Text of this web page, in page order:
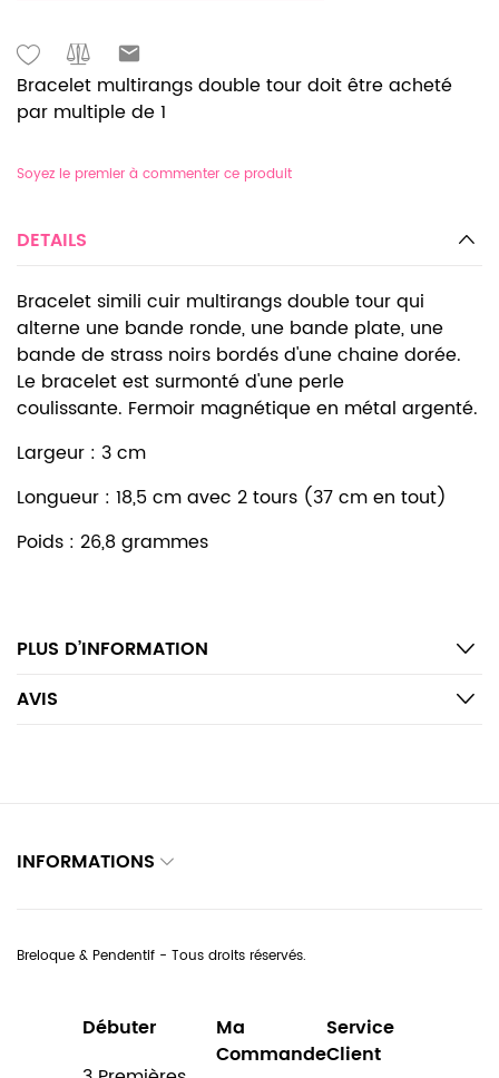
Bracelet multirangs double tour doit être acheté
par multiple de 1
Soyez le premier à commenter ce produit
DETAILS
Bracelet simili cuir multirangs double tour qui
alterne une bande ronde, une bande plate, une
bande de strass noirs bordés d'une chaine dorée.
Le bracelet est surmonté d'une perle
coulissante. Fermoir magnétique en métal argenté.
Largeur : 3 cm
Longueur : 18,5 cm avec 2 tours (37 cm en tout)
Poids : 26,8 grammes
PLUS D’INFORMATION
AVIS
INFORMATIONS
Breloque & Pendentif - Tous droits réservés.
Débuter
Ma
Commande
Service
Client